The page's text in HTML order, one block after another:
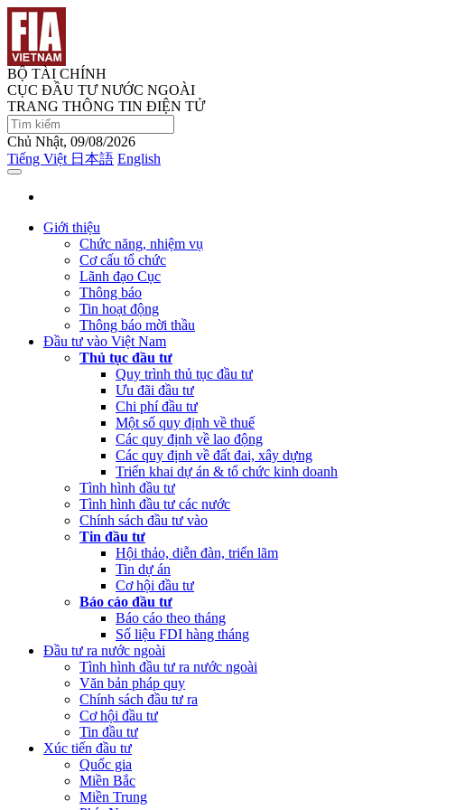
BỘ TÀI CHÍNH
CỤC ĐẦU TƯ NƯỚC NGOÀI
TRANG THÔNG TIN ĐIỆN TỬ
Chủ Nhật, 09/08/2026
Tiếng Việt 日本語 English
Giới thiệu
Chức năng, nhiệm vụ
Cơ cấu tổ chức
Lãnh đạo Cục
Thông báo
Tin hoạt động
Thông báo mời thầu
Đầu tư vào Việt Nam
Thủ tục đầu tư
Quy trình thủ tục đầu tư
Ưu đãi đầu tư
Chi phí đầu tư
Một số quy định về thuế
Các quy định về lao động
Các quy định về đất đai, xây dựng
Triển khai dự án & tổ chức kinh doanh
Tình hình đầu tư
Tình hình đầu tư các nước
Chính sách đầu tư vào
Tin đầu tư
Hội thảo, diễn đàn, triển lãm
Tin dự án
Cơ hội đầu tư
Báo cáo đầu tư
Báo cáo theo tháng
Số liệu FDI hàng tháng
Đầu tư ra nước ngoài
Tình hình đầu tư ra nước ngoài
Văn bản pháp quy
Chính sách đầu tư ra
Cơ hội đầu tư
Tin đầu tư
Xúc tiến đầu tư
Quốc gia
Miền Bắc
Miền Trung